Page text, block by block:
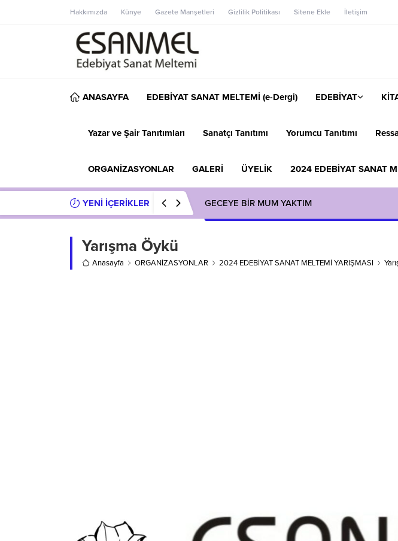
Hakkımızda Künye Gazete Manşetleri Gizlilik Politikası Sitene Ekle İletişim
ANASAYFA EDEBİYAT SANAT MELTEMİ (e-Dergi) EDEBİYAT
Yazar ve Şair Tanıtımları Sanatçı Tanıtımı Yorumcu Tanıtımı
ORGANİZASYONLAR GALERİ ÜYELİK 2024 EDEBİYAT SANAT
YENİ İÇERİKLER GECEYE BİR MUM YAKTIM
Yarışma Öykü
Anasayfa ORGANİZASYONLAR 2024 EDEBİYAT SANAT MELTEMİ YARIŞMASI